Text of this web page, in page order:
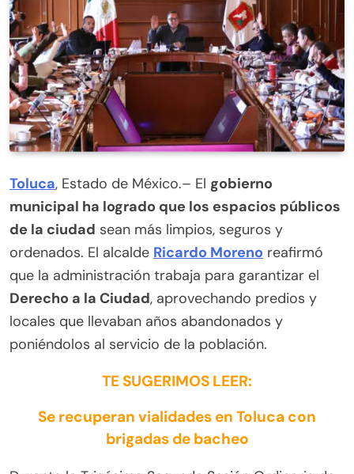
Toluca, Estado de México.– El gobierno
municipal ha logrado que los espacios públicos
de la ciudad sean más limpios, seguros y
ordenados. El alcalde Ricardo Moreno reafirmó
que la administración trabaja para garantizar el
Derecho a la Ciudad, aprovechando predios y
locales que llevaban años abandonados y
poniéndolos al servicio de la población.
TE SUGERIMOS LEER:
Se recuperan vialidades en Toluca con
brigadas de bacheo